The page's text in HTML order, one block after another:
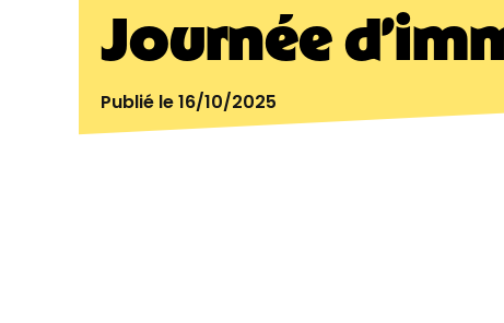
Journée
Publié le16/10/2025